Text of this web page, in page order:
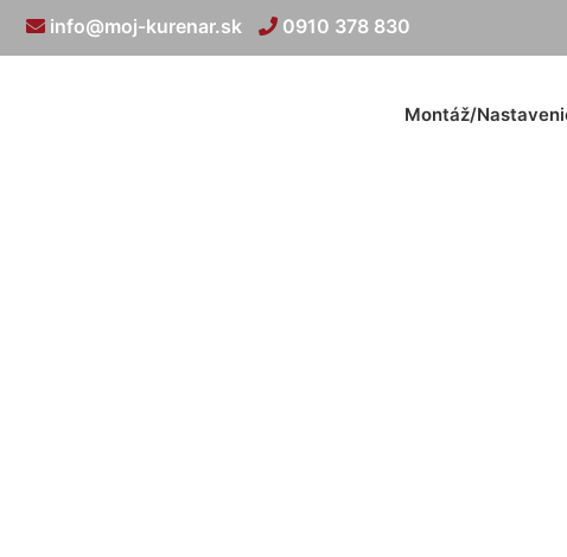
info@moj-kurenar.sk 0910 378 830
Montáž/